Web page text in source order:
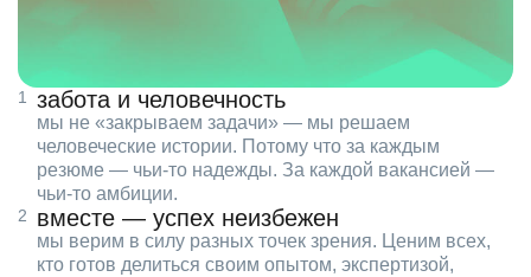
забота и человечность
мы не «закрываем задачи» — мы решаем
человеческие истории. Потому что за каждым
резюме — чьи‑то надежды. За каждой вакансией —
чьи‑то амбиции.
вместе — успех неизбежен
мы верим в силу разных точек зрения. Ценим всех,
кто готов делиться своим опытом, экспертизой,